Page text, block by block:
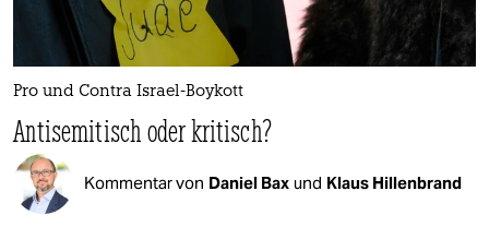
Pro und Contra Israel-Boykott
Antisemitisch oder kritisch?
Kommentar von Daniel Bax und Klaus Hillenbrand